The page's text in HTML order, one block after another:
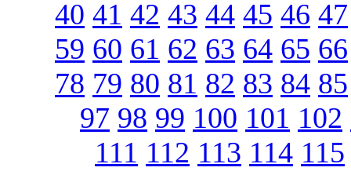
40 41 42 43 44 45 46 47
59 60 61 62 63 64 65 66
78 79 80 81 82 83 84 85
97 98 99 100 101 102
111 112 113 114 115